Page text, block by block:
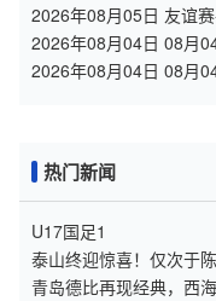
2026年08月05日 友谊
梅里亚
2026年08月04日 08月
学 82 - 83 北京大学 集锦
2026年08月04日 08月
热门新闻
U17国足1
泰山终迎惊喜！仅次于
锋线！
青岛德比再现经典，西